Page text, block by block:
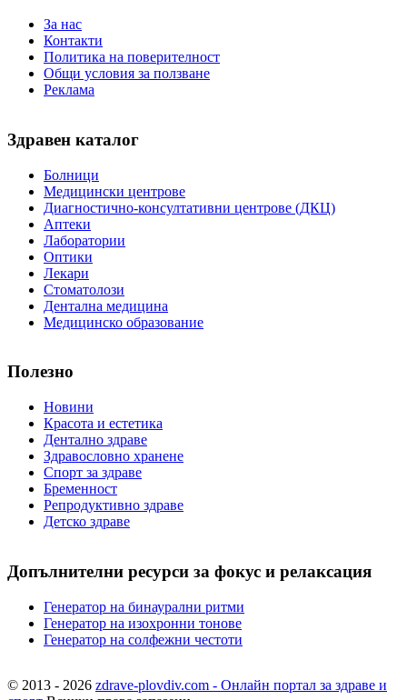
За нас
Контакти
Политика на поверителност
Общи условия за ползване
Реклама
Здравен каталог
Болници
Медицински центрове
Диагностично-консултативни центрове (ДКЦ)
Аптеки
Лаборатории
Оптики
Лекари
Стоматолози
Дентална медицина
Медицинско образование
Полезно
Новини
Красота и естетика
Дентално здраве
Здравословно хранене
Спорт за здраве
Бременност
Репродуктивно здраве
Детско здраве
Допълнителни ресурси за фокус и релаксация
Генератор на бинаурални ритми
Генератор на изохронни тонове
Генератор на солфежни честоти
© 2013 - 2026 zdrave-plovdiv.com - Онлайн портал за здраве и